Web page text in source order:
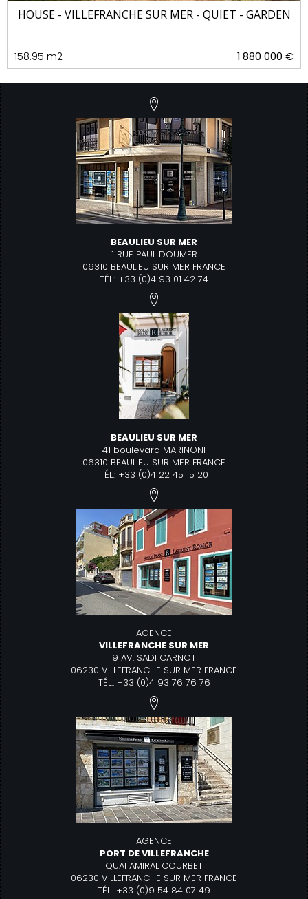
HOUSE - VILLEFRANCHE SUR MER - QUIET - GARDEN
158.95 m2 1 880 000 €
BEAULIEU SUR MER
1 RUE PAUL DOUMER
06310 BEAULIEU SUR MER FRANCE
TÉL.: +33 (0)4 93 01 42 74
BEAULIEU SUR MER
41 boulevard MARINONI
06310 BEAULIEU SUR MER FRANCE
TÉL.: +33 (0)4 22 45 15 20
AGENCE
VILLEFRANCHE SUR MER
9 AV. SADI CARNOT
06230 VILLEFRANCHE SUR MER FRANCE
TÉL.: +33 (0)4 93 76 76 76
AGENCE
PORT DE VILLEFRANCHE
QUAI AMIRAL COURBET
06230 VILLEFRANCHE SUR MER FRANCE
TÉL.: +33 (0)9 54 84 07 49